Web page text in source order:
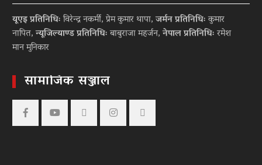
यूएइ प्रतिनिधिःविरेन्द्र नकर्मी, प्रेम कुमार थापा,जर्मन प्रतिनिधिःकुमार
नापित,न्यूजिल्याण्ड प्रतिनिधिःबाबुराजा महर्जन,नेपाल प्रतिनिधिःरमेश
मान मुनिकार
सामाजिक सञ्जाल